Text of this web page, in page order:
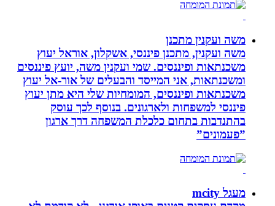
משה ועקנין מתכנן
משה ועקנין, מתכנן פיננסי, אשקלון, אוראל יעוץ
משכנתאות ופיננסים. שמי ועקנין משה, יועץ פיננסים
ומשכנתאות, אני המייסד והבעלים של אור-אל יעוץ
משכנתאות ופיננסים, המומחיות שלי היא מתן יעוץ
פיננסי למשפחות ולארגונים. בנוסף לכך עוסק
בהתנדבות בתחום כלכלת המשפחה דרך ארגון
”פעמונים”
מעגל mcity